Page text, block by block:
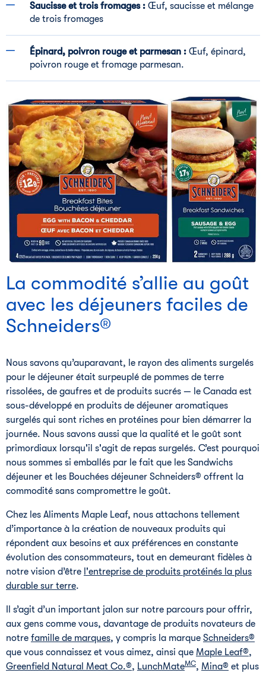
Saucisse et trois fromages : Œuf, saucisse et mélange
de trois fromages
Épinard, poivron rouge et parmesan : Œuf, épinard,
poivron rouge et fromage parmesan.
La commodité s’allie au goût
avec les déjeuners faciles de
Schneiders®
Nous savons qu’auparavant, le rayon des aliments surgelés
pour le déjeuner était surpeuplé de pommes de terre
rissolées, de gaufres et de produits sucrés — le Canada est
sous-développé en produits de déjeuner aromatiques
surgelés qui sont riches en protéines pour bien démarrer la
journée. Nous savons aussi que la qualité et le goût sont
primordiaux lorsqu'il s'agit de repas surgelés. C’est pourquoi
nous sommes si emballés par le fait que les Sandwichs
déjeuner et les Bouchées déjeuner Schneiders® offrent la
commodité sans compromettre le goût.
Chez les Aliments Maple Leaf, nous attachons tellement
d’importance à la création de nouveaux produits qui
répondent aux besoins et aux préférences en constante
évolution des consommateurs, tout en demeurant fidèles à
notre vision d’être l'entreprise de produits protéinés la plus
durable sur terre.
Il s’agit d’un important jalon sur notre parcours pour offrir,
aux gens comme vous, davantage de produits novateurs de
notre famille de marques, y compris la marque Schneiders®
que vous connaissez et vous aimez, ainsi que Maple Leaf®,
Greenfield Natural Meat Co.®, LunchMateMC, Mina® et plus